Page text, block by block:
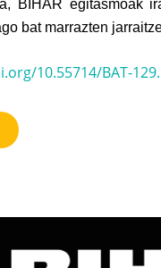
BIHAR egitasmoak
bat marrazten
10.55714/BAT-